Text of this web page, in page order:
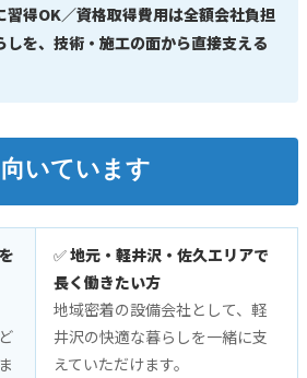
習得OK／資格取得費用は全額会社負担
しを、技術・施工の面から直接支える
いています
✅地元・軽井沢・佐久エリアで
長く働きたい方
地域密着の設備会社として、軽
井沢の快適な暮らしを一緒に支
えていただけます。